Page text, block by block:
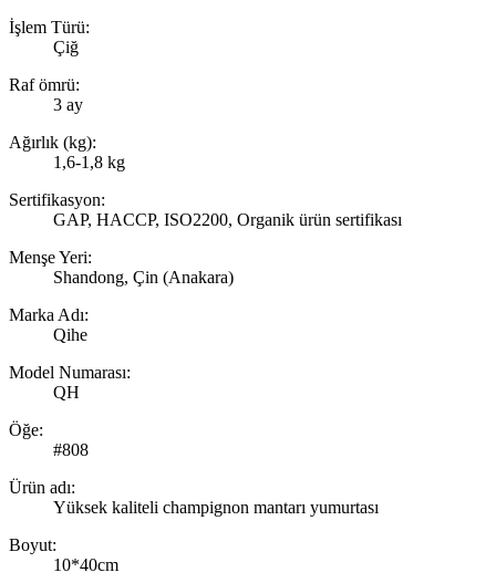
İşlem Türü:
Çiğ
Raf ömrü:
3 ay
Ağırlık (kg):
1,6-1,8 kg
Sertifikasyon:
GAP, HACCP, ISO2200, Organik ürün sertifikası
Menşe Yeri:
Shandong, Çin (Anakara)
Marka Adı:
Qihe
Model Numarası:
QH
Öğe:
#808
Ürün adı:
Yüksek kaliteli champignon mantarı yumurtası
Boyut:
10*40cm